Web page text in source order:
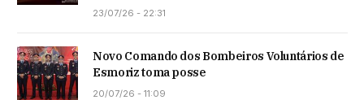
23/07/26 - 22:31
Novo Comando dos Bombeiros Voluntários de
Esmoriz toma posse
20/07/26 - 11:09